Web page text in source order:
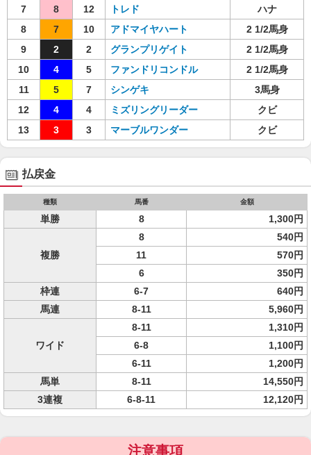
7
8 12 トレド
ハナ
8
7 10 アドマイヤハート
2 1/2馬身
9
2 2 グランプリゲイト
2 1/2馬身
10
4 5 ファンドリコンドル
2 1/2馬身
11
5 7 シンゲキ
3馬身
12
4 4 ミズリングリーダー
クビ
13
3 3 マーブルワンダー クビ
払戻金
種類 馬番 金額
単勝 8 1,300円
複勝
8
540円
11
570円
6
350円
枠連
6-7
640円
馬連
8-11 5,960円
ワイド
8-11
1,310円
6-8
1,100円
6-11
1,200円
馬単
8-11
14,550円
3連複
6-8-11 12,120円
注意事項